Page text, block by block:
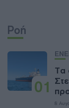
Ροή
01
Τα
8